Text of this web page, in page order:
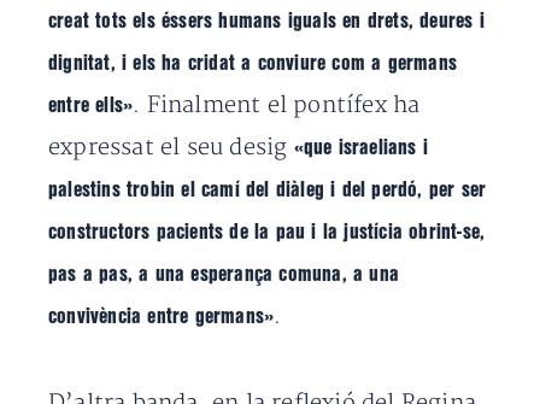
creat tots els éssers humans iguals en drets, deures i
dignitat, i els ha cridat a conviure com a germans
entre ells». Finalment el pontífex ha
expressat el seu desig «que israelians i
palestins trobin el camí del diàleg i del perdó, per ser
constructors pacients de la pau i la justícia obrint-se,
pas a pas, a una esperança comuna, a una
convivència entre germans».